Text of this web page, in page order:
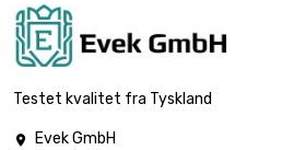
Testet kvalitet fra Tyskland

Evek GmbH